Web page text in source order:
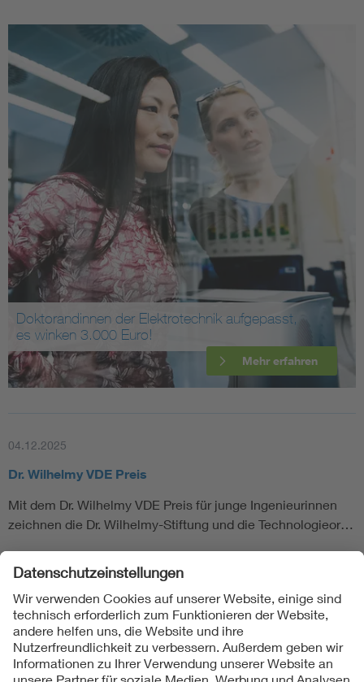
Doktorandinnen der Elektrotechnik aufgepasst,
es winken 3.000 Euro!
Mehr erfahren
04.12.2025
Dr. Wilhelmy VDE Preis
Mit dem Dr. Wilhelmy VDE Preis für junge Ingenieurinnen
zeichnen die Dr. Wilhelmy-Stiftung und die Technologieor…
Folgen Sie uns